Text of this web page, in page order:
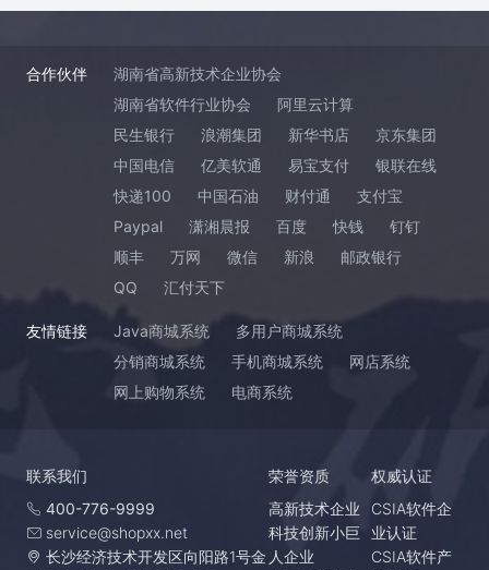
合作伙伴
湖南省高新技术企业协会
湖南省软件行业协会
阿里云计算
民生银行
浪潮集团 新华书店
京东集团
中国电信
亿美软通 易宝支付
银联在线
快递100
中国石油 财付通
支付宝
Paypal
潇湘晨报 百度 快钱
钉钉
顺丰
万网 微信 新浪
邮政银行
QQ
汇付天下
友情链接 Java商城系统
多用户商城系统
分销商城系统
手机商城系统
网店系统
网上购物系统
电商系统
联系我们
400-776-9999
service@shopxx.net
长沙经济技术开发区向阳路1号金
荣誉资质
高新技术企业
科技创新小巨
人企业
权威认证
CSIA软件企
业认证
CSIA软件产